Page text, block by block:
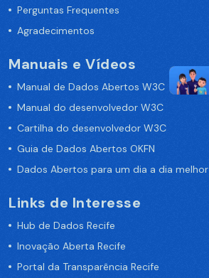
Perguntas Frequentes
Agradecimentos
Manuais e Vídeos
Manual de Dados Abertos W3C
Manual do desenvolvedor W3C
Cartilha do desenvolvedor W3C
Guia de Dados Abertos OKFN
Dados Abertos para um dia a dia melhor
Links de Interesse
Hub de Dados Recife
Inovação Aberta Recife
Portal da Transparência Recife